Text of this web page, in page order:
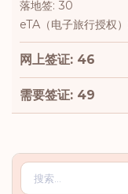
落地签: 30
eTA（电子旅行授权
网上签证: 46
需要签证: 49